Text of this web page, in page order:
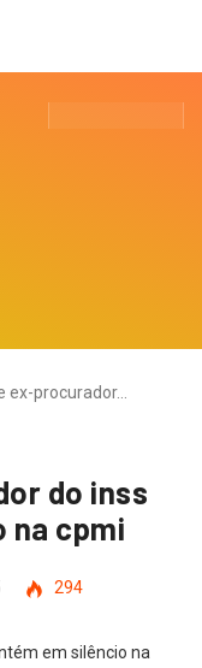
ex-procurador…
do inss
na cpmi
294